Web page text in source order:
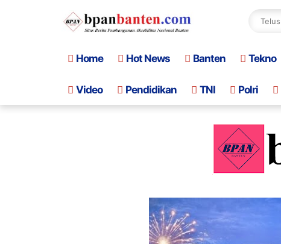
Home Hot News Banten Tekno
Video Pendidikan TNI Polri